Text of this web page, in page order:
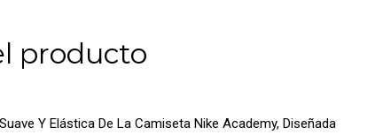
producto
Y Elástica De La Camiseta Nike Academy, Diseñada